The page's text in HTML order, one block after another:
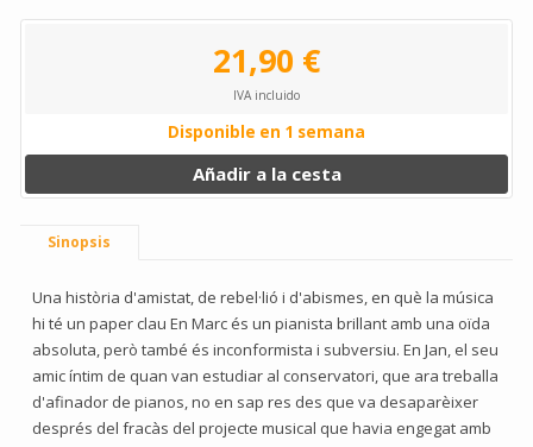
21,90 €
IVA incluido
Disponible en 1 semana
Añadir a la cesta
Sinopsis
Una història d'amistat, de rebel·lió i d'abismes, en què la música
hi té un paper clau En Marc és un pianista brillant amb una oïda
absoluta, però també és inconformista i subversiu. En Jan, el seu
amic íntim de quan van estudiar al conservatori, que ara treballa
d'afinador de pianos, no en sap res des que va desaparèixer
després del fracàs del projecte musical que havia engegat amb